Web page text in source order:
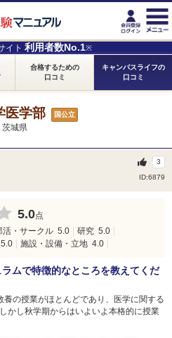
イト 利用者数No.1※
合格するための
口コミ
キャンパスライフの
口コミ
医学部 国公立
茨城県
ID:6879
3
5.0点
活・サークル 5.0 研究 5.0
5.0 施設・設備・立地 4.0
ムで特徴的なところを教えてくだ
の授業がほとんどであり、医学に関する
かし秋学期からはいよいよ本格的に授業